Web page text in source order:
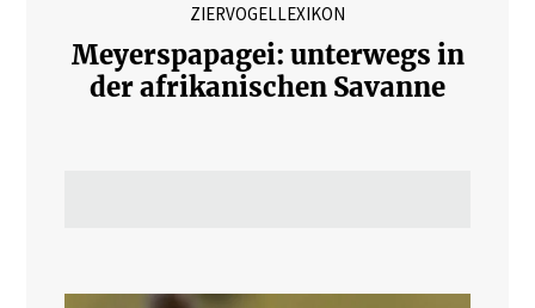
ZIERVOGELLEXIKON
Meyerspapagei: unterwegs in
der afrikanischen Savanne